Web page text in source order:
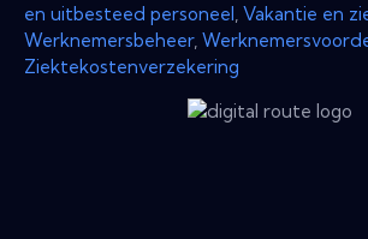
en uitbesteed personeel Vakantie en
Werknemersbeheer,
Ziektekostenverzekering